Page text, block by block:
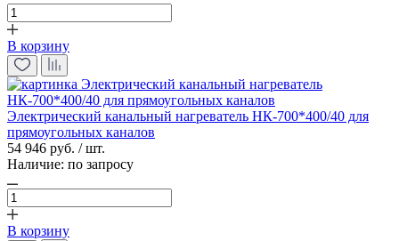
В корзину
Электрический канальный нагреватель НК-700*400/40 для
прямоугольных каналов
54 946 руб. / шт.
Наличие: по запросу
В корзину